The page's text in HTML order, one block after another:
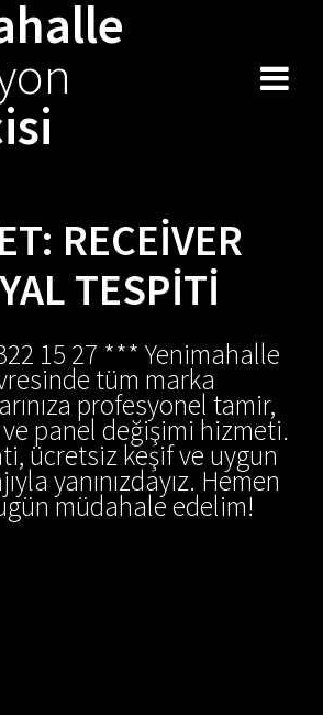
Skip
to
RECEIVER
TESPITI
15 27 *** Yenimahalle
tüm marka
profesyonel tamir,
panel değişimi hizmeti.
ücretsiz keşif ve uygun
yanınızdayız. Hemen
müdahale edelim!